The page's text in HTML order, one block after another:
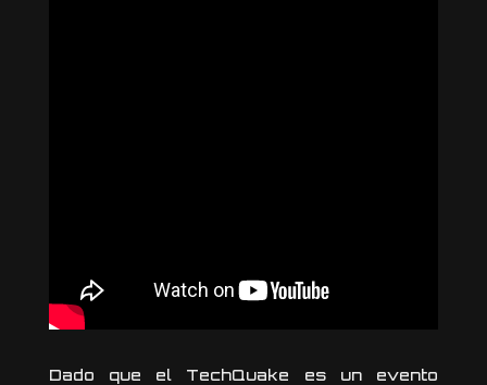
Dado que el TechQuake es un evento